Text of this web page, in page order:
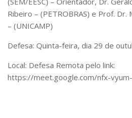
Empresas Juniores
Extensão à Comunidade
Projetos, Programas e Cursos
Artes, Cultura e Esportes
Museus e Espaços Interativos
Serviços
Ribeiro – (PETROBRAS) e Prof. Dr.
– (UNICAMP)
Defesa: Quinta-feira, dia 29 de
Local: Defesa Remota pelo link:
https://meet.google.com/nfx-